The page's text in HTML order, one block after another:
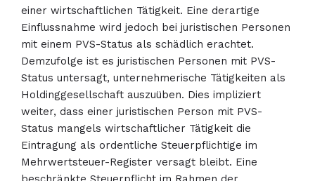
einer wirtschaftlichen Tätigkeit. Eine derartige
Einflussnahme wird jedoch bei juristischen Personen
mit einem PVS-Status als schädlich erachtet.
Demzufolge ist es juristischen Personen mit PVS-
Status untersagt, unternehmerische Tätigkeiten als
Holdinggesellschaft auszuüben. Dies impliziert
weiter, dass einer juristischen Person mit PVS-
Status mangels wirtschaftlicher Tätigkeit die
Eintragung als ordentliche Steuerpflichtige im
Mehrwertsteuer-Register versagt bleibt. Eine